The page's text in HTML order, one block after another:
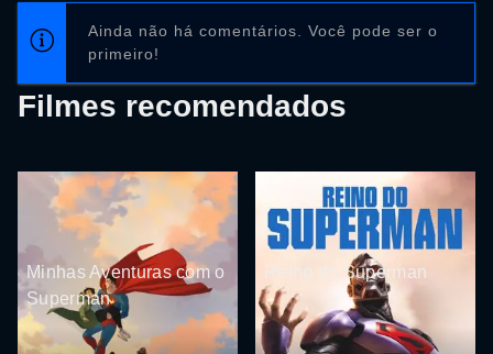
Ainda não há comentários. Você pode ser o
primeiro!
Filmes recomendados
Minhas Aventuras com o
Superman
Reino do Superman